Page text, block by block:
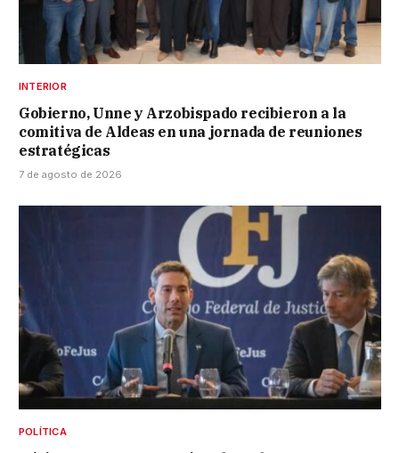
INTERIOR
Gobierno, Unne y Arzobispado recibieron a la
comitiva de Aldeas en una jornada de reuniones
estratégicas
7 de agosto de 2026
POLÍTICA